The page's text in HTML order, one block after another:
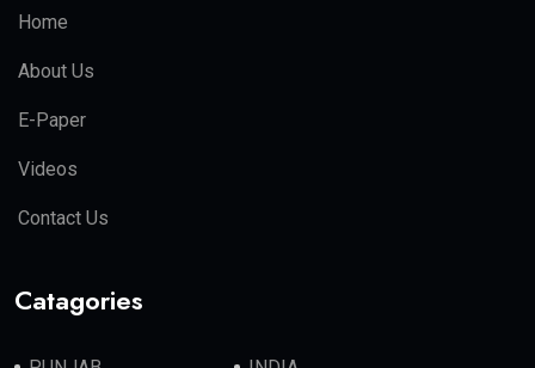
Home
About Us
E-Paper
Videos
Contact Us
Catagories